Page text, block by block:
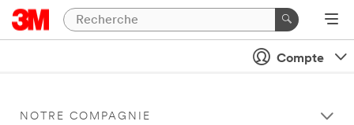
Compte
NOTRE COMPAGNIE